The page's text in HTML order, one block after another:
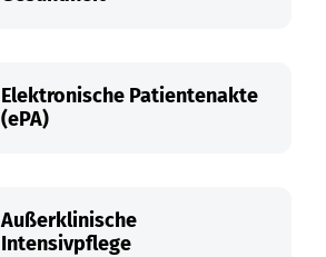
Elektronische Patientenakte
(ePA)
Außerklinische
Intensivpflege